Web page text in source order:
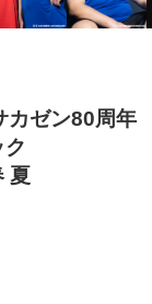
カゼン80周年
夏